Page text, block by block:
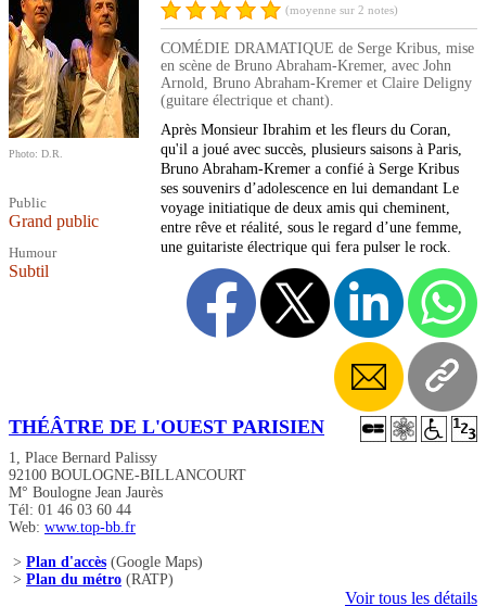
Photo: D.R.
Public
Grand public
Humour
Subtil
(moyenne sur 2 notes)
COMÉDIE DRAMATIQUE de Serge Kribus, mise
en scène de Bruno Abraham-Kremer, avec John
Arnold, Bruno Abraham-Kremer et Claire Deligny
(guitare électrique et chant).
Après Monsieur Ibrahim et les fleurs du Coran,
qu'il a joué avec succès, plusieurs saisons à Paris,
Bruno Abraham-Kremer a confié à Serge Kribus
ses souvenirs d’adolescence en lui demandant Le
voyage initiatique de deux amis qui cheminent,
entre rêve et réalité, sous le regard d’une femme,
une guitariste électrique qui fera pulser le rock.
THÉÂTRE DE L'OUEST PARISIEN
1, Place Bernard Palissy
92100 BOULOGNE-BILLANCOURT
M° Boulogne Jean Jaurès
Tél: 01 46 03 60 44
Web: www.top-bb.fr
> Plan d'accès (Google Maps)
> Plan du métro (RATP)
Voir tous les détails